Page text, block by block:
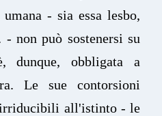
- sia essa lesbo,
- non può sostenersi su
dunque, obbligata a
Le sue contorsioni
all'istinto - le